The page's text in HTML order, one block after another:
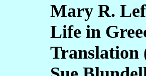
Mary R.
Life in
Translation